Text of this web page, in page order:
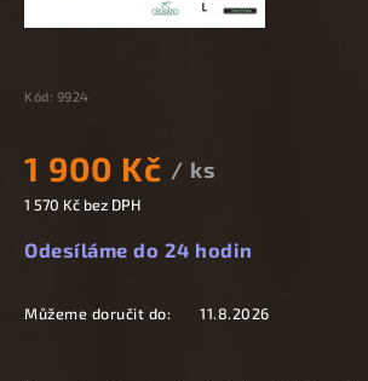
Kód: 9924
1 900 Kč / ks
1 570 Kč bez DPH
Odesíláme do 24 hodin
Můžeme doručit do: 11.8.2026